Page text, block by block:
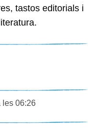
tastos editorials i
les 06:26